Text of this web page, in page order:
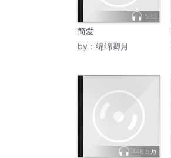
533
简爱
by： 绵绵卿月
446.5万